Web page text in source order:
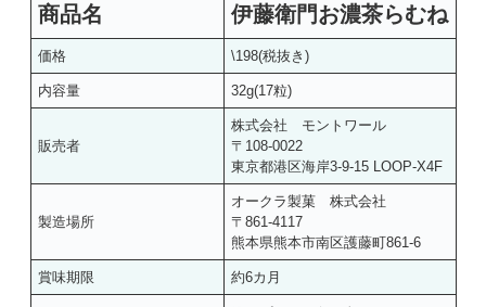
商品名 伊藤衛門お濃茶らむね
価格 \198(税抜き)
内容量 32g(17粒)
販売者
株式会社 モントワール
〒108-0022
東京都港区海岸3-9-15 LOOP-X4F
製造場所
オークラ製菓 株式会社
〒861-4117
熊本県熊本市南区護藤町861-6
賞味期限 約6カ月